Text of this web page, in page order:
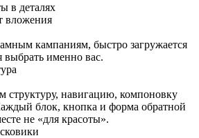
в деталях
вложения
кампаниям, быстро загружается
выбрать именно вас.
структуру, навигацию, компоновку
блок, кнопка и форма обратной
не «для красоты».